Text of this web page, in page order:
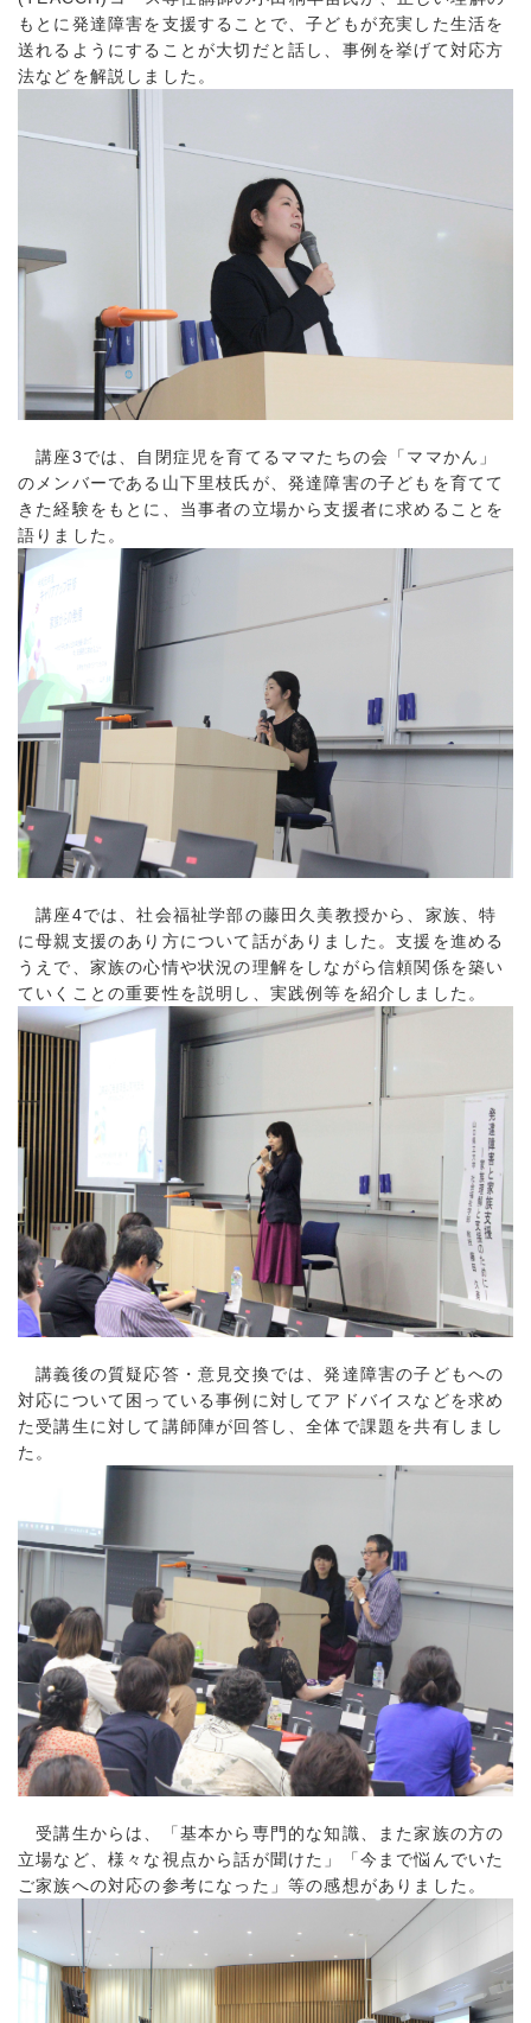
もとに発達障害を支援することで、子どもが充実した生活を
送れるようにすることが大切だと話し、事例を挙げて対応方
法などを解説しました。
講座3では、自閉症児を育てるママたちの会「ママかん」
のメンバーである山下里枝氏が、発達障害の子どもを育てて
きた経験をもとに、当事者の立場から支援者に求めることを
語りました。
講座4では、社会福祉学部の藤田久美教授から、家族、特
に母親支援のあり方について話がありました。支援を進める
うえで、家族の心情や状況の理解をしながら信頼関係を築い
ていくことの重要性を説明し、実践例等を紹介しました。
講義後の質疑応答・意見交換では、発達障害の子どもへの
対応について困っている事例に対してアドバイスなどを求め
た受講生に対して講師陣が回答し、全体で課題を共有しまし
た。
受講生からは、「基本から専門的な知識、また家族の方の
立場など、様々な視点から話が聞けた」「今まで悩んでいた
ご家族への対応の参考になった」等の感想がありました。